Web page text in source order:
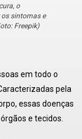
o
sintomas e
Freepik)
em todo o
pela
essas doenças
e tecidos.